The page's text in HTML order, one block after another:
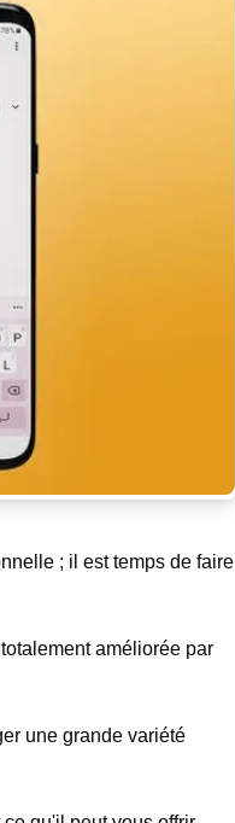
; il est temps de faire
améliorée par
une grande variété